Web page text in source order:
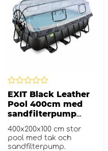
EXIT Black Leather
Pool 400cm med
sandfilterpump
och tak
400x200x100 cm stor
pool med tak och
sandfilterpump.